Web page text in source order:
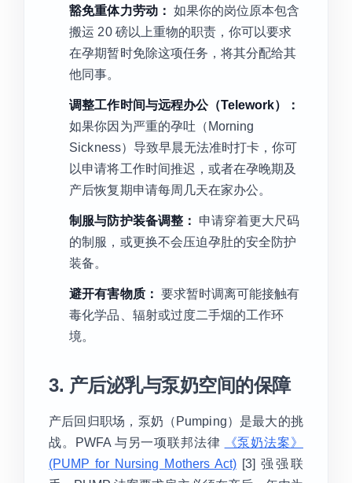
豁免重体力劳动： 如果你的岗位原本包含
搬运 20 磅以上重物的职责，你可以要求
在孕期暂时免除这项任务，将其分配给其
他同事。
调整工作时间与远程办公（Telework）：
如果你因为严重的孕吐（Morning
Sickness）导致早晨无法准时打卡，你可
以申请将工作时间推迟，或者在孕晚期及
产后恢复期申请每周几天在家办公。
制服与防护装备调整：
申请穿着更大尺码
的制服，或更换不会压迫孕肚的安全防护
装备。
避开有害物质： 要求暂时调离可能接触有
毒化学品、辐射或过度二手烟的工作环
境。
3. 产后泌乳与泵奶空间的保障
产后回归职场，泵奶（Pumping）是最大的挑
战。PWFA 与另一项联邦法律
《泵奶法案》
(PUMP for Nursing Mothers Act)[3] 强强联